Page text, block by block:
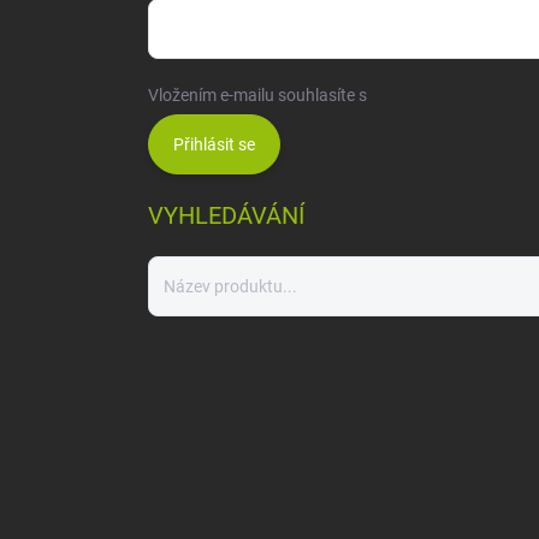
Vložením e-mailu souhlasíte s
Přihlásit se
VYHLEDÁVÁNÍ